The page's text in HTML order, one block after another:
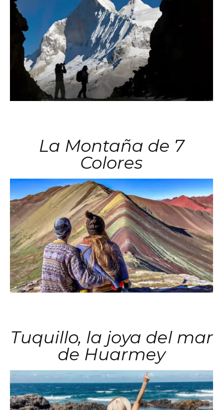
La Montaña de 7
Colores
Tuquillo, la joya del mar
de Huarmey